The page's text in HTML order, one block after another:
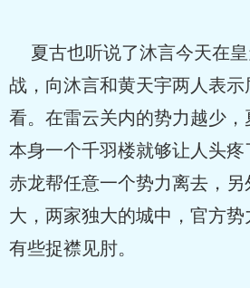
夏古也听说了沐言今天在
战，向沐言和黄天宇两人表
看。在雷云关内的势力越少，
本身一个千羽楼就够让人头
赤龙帮任意一个势力离去，
大，两家独大的城中，官方
有些捉襟见肘。